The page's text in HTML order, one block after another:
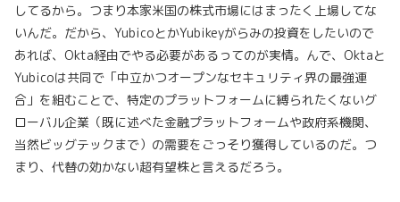
してるから。つまり本家米国の株式市場にはまったく上場してな
いんだ。だから、YubicoとかYubikeyがらみの投資をしたいので
あれば、Okta経由でやる必要があるってのが実情。んで、Oktaと
Yubicoは共同で「中立かつオープンなセキュリティ界の最強連
合」を組むことで、特定のプラットフォームに縛られたくないグ
ローバル企業（既に述べた金融プラットフォームや政府系機関、
当然ビッグテックまで）の需要をごっそり獲得しているのだ。つ
まり、代替の効かない超有望株と言えるだろう。